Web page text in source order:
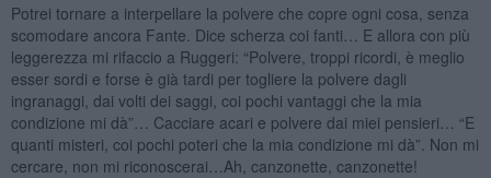
Potrei tornare a interpellare la polvere che copre ogni cosa, senza
scomodare ancora Fante. Dice scherza coi fanti… E allora con più
leggerezza mi rifaccio a Ruggeri: “Polvere, troppi ricordi, è meglio
esser sordi e forse è già tardi per togliere la polvere dagli
ingranaggi, dai volti dei saggi, coi pochi vantaggi che la mia
condizione mi dà”… Cacciare acari e polvere dai miei pensieri… “E
quanti misteri, coi pochi poteri che la mia condizione mi dà”. Non mi
cercare, non mi riconoscerai…Ah, canzonette, canzonette!